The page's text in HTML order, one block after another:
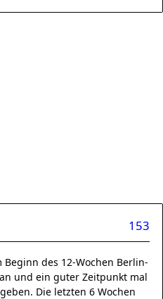
153
Beginn des 12-Wochen Berlin-
und ein guter Zeitpunkt mal
Die letzten 6 Wochen